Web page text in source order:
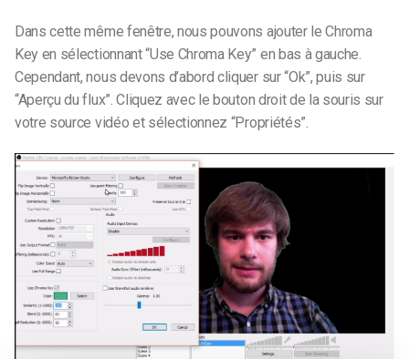
Dans cette même fenêtre, nous pouvons ajouter le Chroma
Key en sélectionnant “Use Chroma Key” en bas à gauche.
Cependant, nous devons d’abord cliquer sur “Ok”, puis sur
“Aperçu du flux”. Cliquez avec le bouton droit de la souris sur
votre source vidéo et sélectionnez “Propriétés”.